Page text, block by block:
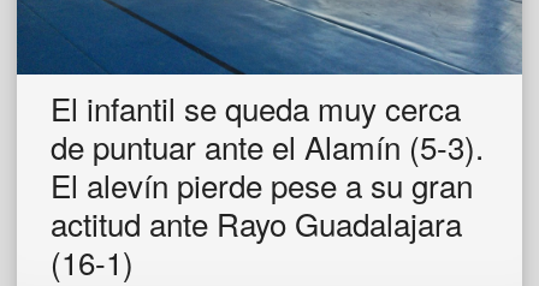
El infantil se queda muy cerca
de puntuar ante el Alamín (5-3).
El alevín pierde pese a su gran
actitud ante Rayo Guadalajara
(16-1)